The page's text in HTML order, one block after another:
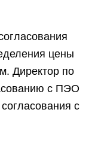
цены
Директор по
с ПЭО
с